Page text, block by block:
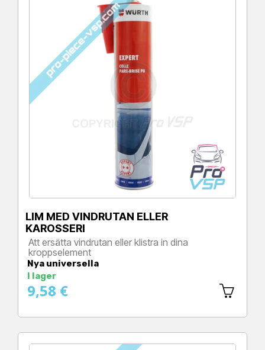
LIM MED VINDRUTAN ELLER
KAROSSERI
Att ersätta vindrutan eller klistra in dina
kroppselement
Nya universella
I lager
Pris
9,58 €